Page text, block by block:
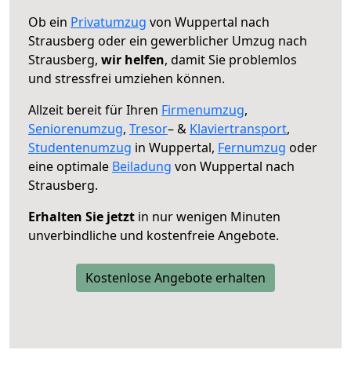
Ob ein Privatumzug von Wuppertal nach
Strausberg oder ein gewerblicher Umzug nach
Strausberg, wir helfen, damit Sie problemlos
und stressfrei umziehen können.
Allzeit bereit für Ihren Firmenumzug,
Seniorenumzug, Tresor– & Klaviertransport,
Studentenumzug in Wuppertal, Fernumzug oder
eine optimale Beiladung von Wuppertal nach
Strausberg.
Erhalten Sie jetzt in nur wenigen Minuten
unverbindliche und kostenfreie Angebote.
Kostenlose Angebote erhalten